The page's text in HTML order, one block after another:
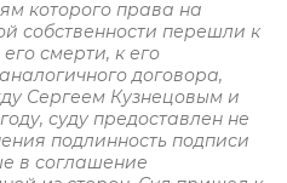
которого права на
собственности перешли к
смерти, к его
договора,
Сергеем Кузнецовым и
суду предоставлен не
подлинность подписи
в соглашение